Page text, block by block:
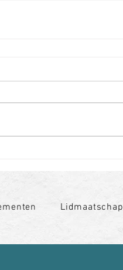
Lidmaatschap